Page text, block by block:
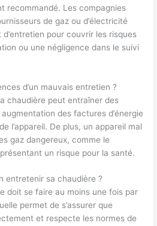
recommandé. Les compagnies
de gaz ou d’électricité
pour couvrir les risques
ou une négligence dans le suivi
d’un mauvais entretien ?
chaudière peut entraîner des
des factures d’énergie
l’appareil. De plus, un appareil mal
gaz dangereux, comme le
un risque pour la santé.
entretenir sa chaudière ?
doit se faire au moins une fois par
permet de s’assurer que
et respecte les normes de